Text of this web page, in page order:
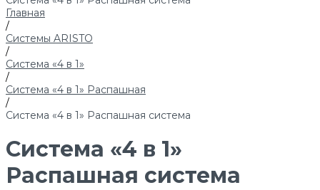
Главная
/
Системы ARISTO
/
Система «4 в 1»
/
Система «4 в 1» Распашная
/
Система «4 в 1» Распашная система
Система «4 в 1»
Распашная система